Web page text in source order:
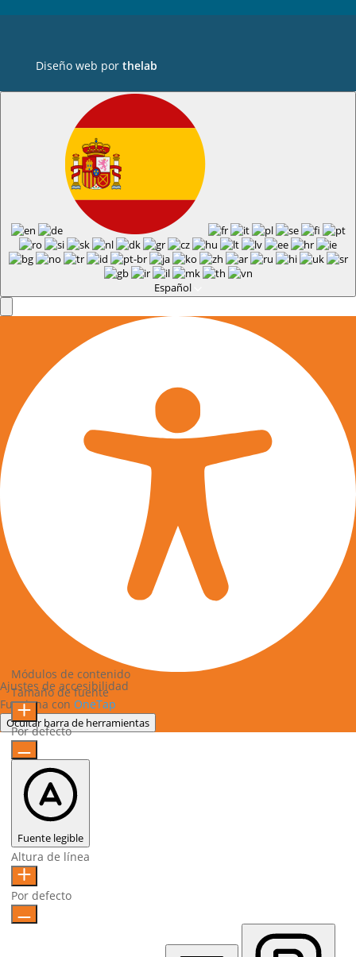
Diseño web por thelab
Español
Ajustes de accesibilidad
Funciona con OneTap
Ocultar barra de herramientas
Módulos de contenido
Tamaño de fuente
Por defecto
Fuente legible
Altura de línea
Por defecto